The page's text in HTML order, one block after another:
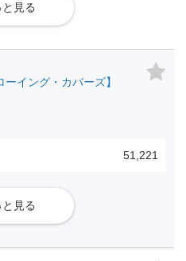
と見る
イング・カバーズ】
51,221
と見る